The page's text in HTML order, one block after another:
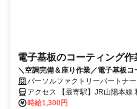
電子基板のコーティング
＼空調完備＆座り作業／電子基板コ
パーソルファクトリーパートナ
アクセス 【最寄駅】JR山陽本線
時給1,300円